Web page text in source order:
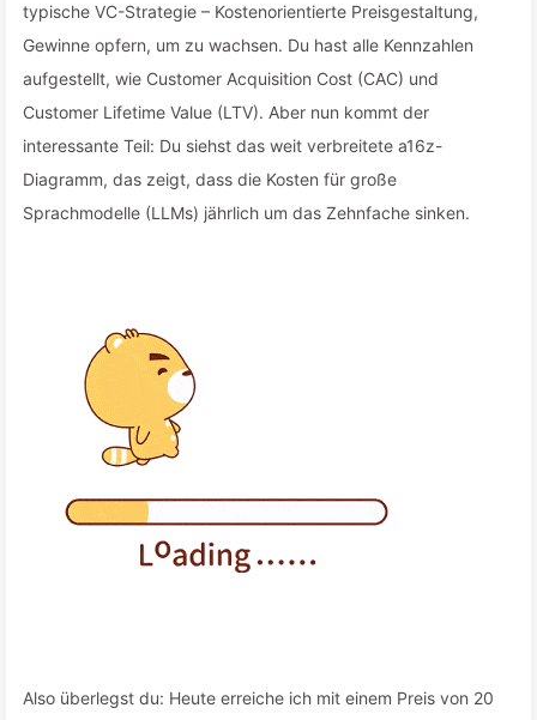
typische VC-Strategie – Kostenorientierte Preisgestaltung,
Gewinne opfern, um zu wachsen. Du hast alle Kennzahlen
aufgestellt, wie Customer Acquisition Cost (CAC) und
Customer Lifetime Value (LTV). Aber nun kommt der
interessante Teil: Du siehst das weit verbreitete a16z-
Diagramm, das zeigt, dass die Kosten für große
Sprachmodelle (LLMs) jährlich um das Zehnfache sinken.
Also überlegst du: Heute erreiche ich mit einem Preis von 20